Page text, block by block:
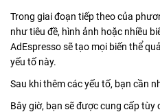
Trong giai đoạn tiếp theo của
như tiêu đề, hình ảnh hoặc nhiều
AdEspresso sẽ tạo mọi biến thể
yếu tố này.
Sau khi thêm các yếu tố, bạn cần
Bây giờ, bạn sẽ được cung cấp tùy